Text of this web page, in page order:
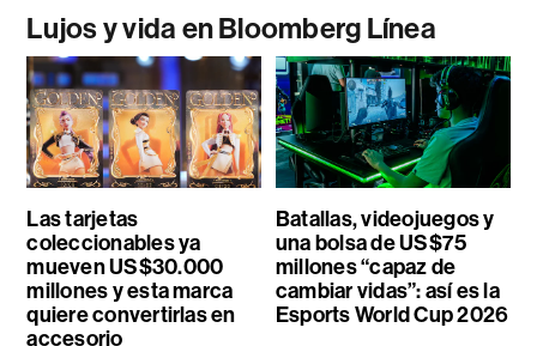
Lujos y vida en Bloomberg Línea
Las tarjetas
coleccionables ya
mueven US$30.000
millones y esta marca
quiere convertirlas en
accesorio
Batallas, videojuegos y
una bolsa de US$75
millones “capaz de
cambiar vidas”: así es la
Esports World Cup 2026